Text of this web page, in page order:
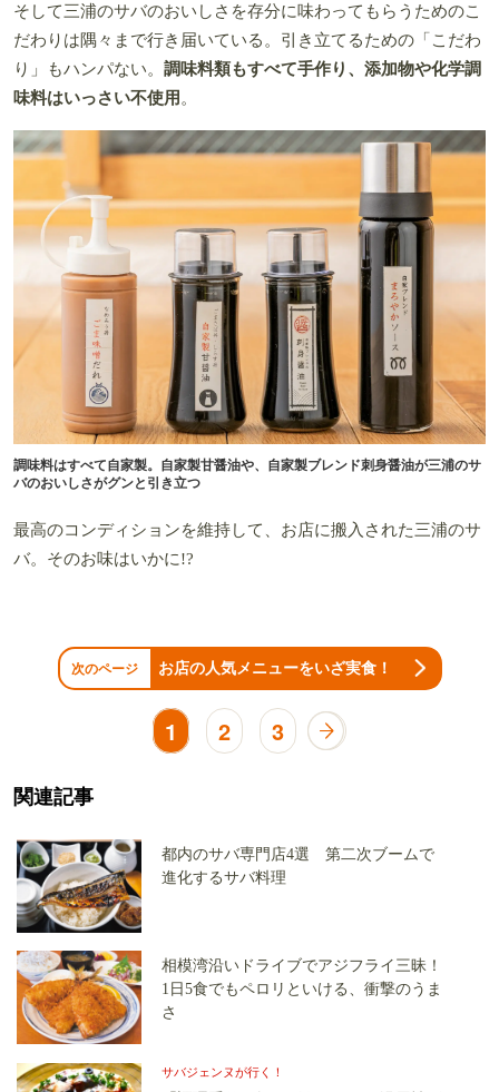
そして三浦のサバのおいしさを存分に味わってもらうためのこ
だわりは隅々まで行き届いている。引き立てるための「こだわ
り」もハンパない。 調味料類もすべて手作り、添加物や化学調
味料はいっさい不使用 。
調味料はすべて自家製。自家製甘醤油や、自家製ブレンド刺身醤油が三浦のサ
バのおいしさがグンと引き立つ
最高のコンディションを維持して、お店に搬入された三浦のサ
バ。そのお味はいかに!?
次のページ お店の人気メニューをいざ実食！
1 2 3
関連記事
都内のサバ専門店4選 第二次ブームで
進化するサバ料理
相模湾沿いドライブでアジフライ三昧！
1日5食でもペロリといける、衝撃のうま
さ
サバジェンヌが行く！